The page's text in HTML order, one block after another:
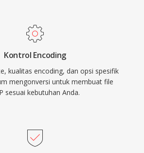
Kontrol Encoding
kualitas encoding, dan opsi spesifik
mengonversi untuk membuat file
sesuai kebutuhan Anda.